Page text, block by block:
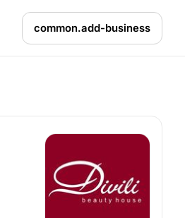
common.add-business